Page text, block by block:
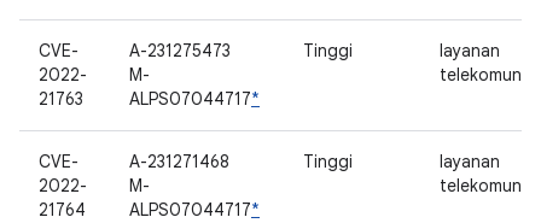
CVE-
2022-
21763
A-231275473
M-
ALPS07044717*
Tinggi
layanan
CVE-
2022-
21764
A-231271468
M-
ALPS07044717*
Tinggi
layanan